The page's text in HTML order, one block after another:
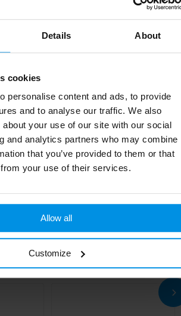
Details About
cookies
personalise content and ads, to provide
and to analyse our traffic. We also
your use of our site with our social
and analytics partners who may combine
that you’ve provided to them or that
your use of their services.
Allow all
Customize
producten
Vogelhuisje Rustiek
Al vanaf